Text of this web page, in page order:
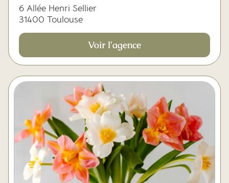
6 Allée Henri Sellier
31400 Toulouse
Voir l'agence